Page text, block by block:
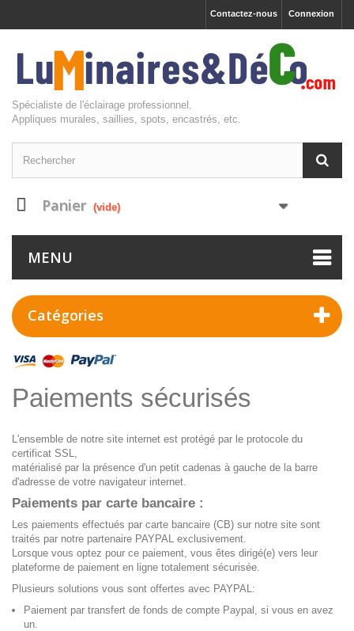
Connexion
Contactez-nous
Spécialiste de l'éclairage professionnel.
Appliques murales, saillies, spots, encastrés, etc.
Panier (vide)
MENU
Catégories
Paiements sécurisés
L'ensemble de notre site internet est protégé par le protocole du
certificat SSL,
matérialisé par la présence d'un petit cadenas à gauche de la barre
d'adresse de votre navigateur internet.
Paiements par carte bancaire :
Les paiements effectués par carte bancaire (CB) sur notre site sont
traités par notre partenaire PAYPAL exclusivement.
Lorsque vous optez pour ce paiement, vous êtes dirigé(e) vers leur
plateforme de paiement en ligne totalement sécurisée.
Plusieurs solutions vous sont offertes avec PAYPAL:
Paiement par transfert de fonds de compte Paypal, si vous en avez
un.